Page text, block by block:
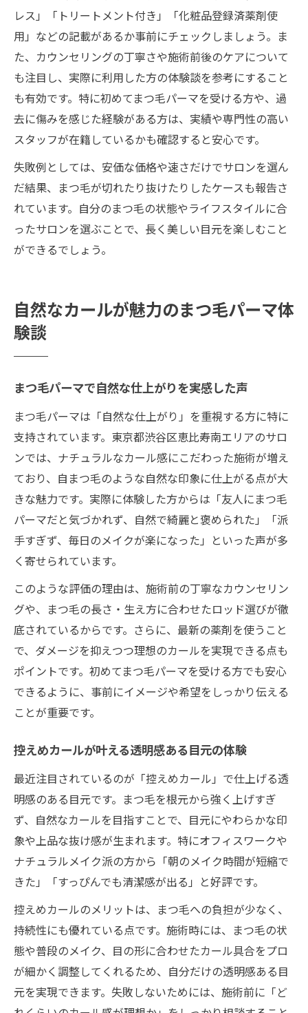
レス」「トリートメント付き」「化粧品登録済薬剤使
用」などの記載があるか事前にチェックしましょう。ま
た、カウンセリングの丁寧さや施術前後のケアについて
も注目し、実際に利用した方の体験談を参考にすること
も有効です。特に初めてまつ毛パーマを受ける方や、過
去に傷みを感じた経験がある方は、実績や専門性の高い
スタッフが在籍しているかも確認すると安心です。
失敗例としては、安価な価格や速さだけでサロンを選ん
だ結果、まつ毛が切れたり抜けたりしたケースも報告さ
れています。自分のまつ毛の状態やライフスタイルに合
ったサロンを選ぶことで、長く美しい目元を楽しむこと
ができるでしょう。
自然なカールが魅力のまつ毛パーマ体
験談
まつ毛パーマで自然な仕上がりを実感した声
まつ毛パーマは「自然な仕上がり」を重視する方に特に
支持されています。東京都渋谷区恵比寿南エリアのサロ
ンでは、ナチュラルなカール感にこだわった施術が増え
ており、自まつ毛のような自然な印象に仕上がる点が大
きな魅力です。実際に体験した方からは「友人にまつ毛
パーマだと気づかれず、自然で綺麗と褒められた」「派
手すぎず、毎日のメイクが楽になった」といった声が多
く寄せられています。
このような評価の理由は、施術前の丁寧なカウンセリン
グや、まつ毛の長さ・生え方に合わせたロッド選びが徹
底されているからです。さらに、最新の薬剤を使うこと
で、ダメージを抑えつつ理想のカールを実現できる点も
ポイントです。初めてまつ毛パーマを受ける方でも安心
できるように、事前にイメージや希望をしっかり伝える
ことが重要です。
控えめカールが叶える透明感ある目元の体験
最近注目されているのが「控えめカール」で仕上げる透
明感のある目元です。まつ毛を根元から強く上げすぎ
ず、自然なカールを目指すことで、目元にやわらかな印
象や上品な抜け感が生まれます。特にオフィスワークや
ナチュラルメイク派の方から「朝のメイク時間が短縮で
きた」「すっぴんでも清潔感が出る」と好評です。
控えめカールのメリットは、まつ毛への負担が少なく、
持続性にも優れている点です。施術時には、まつ毛の状
態や普段のメイク、目の形に合わせたカール具合をプロ
が細かく調整してくれるため、自分だけの透明感ある目
元を実現できます。失敗しないためには、施術前に「ど